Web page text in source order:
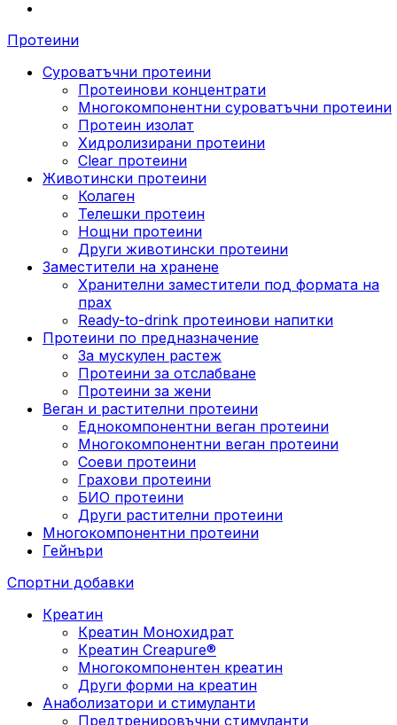
Протеини
Суроватъчни протеини
Протеинови концентрати
Многокомпонентни суроватъчни протеини
Протеин изолат
Хидролизирани протеини
Clear протеини
Животински протеини
Колаген
Телешки протеин
Нощни протеини
Други животински протеини
Заместители на хранене
Хранителни заместители под формата на
прах
Ready-to-drink протеинови напитки
Протеини по предназначение
За мускулен растеж
Протеини за отслабване
Протеини за жени
Веган и растителни протеини
Еднокомпонентни веган протеини
Многокомпонентни веган протеини
Соеви протеини
Грахови протеини
БИО протеини
Други растителни протеини
Многокомпонентни протеини
Гейнъри
Спортни добавки
Креатин
Креатин Монохидрат
Креатин Creapure®
Многокомпонентен креатин
Други форми на креатин
Анаболизатори и стимуланти
Предтренировъчни стимуланти